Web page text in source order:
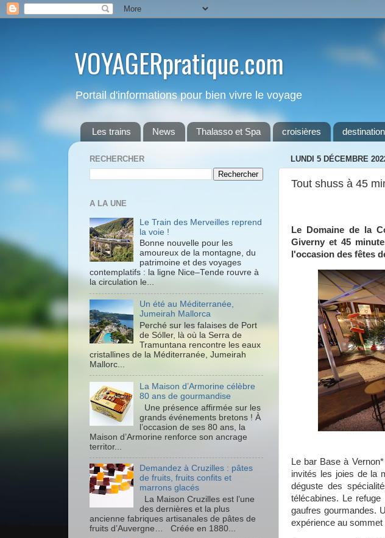
VOYAGERpratique.com
Portail d'informations pour bien vivre le voyage
Les trains News Thalasso et Spa croisières
LUNDI 5 DÉCEMBRE
Tout shuss à 45
Le Domaine de la
Giverny et 45
l'occasion des fêtes
Le bar Base à
invités les joies de la
déguste des
télécabines. Le
gaufres gourmandes.
expérience au sommet
RECHERCHER
A LA UNE
Le Train des Merveilles reprend
la voie !
Bonne nouvelle pour les
amoureux de la montagne, du
patrimoine et des voyages
contemplatifs : la ligne Nice–Tende rouvre à
la circulation le...
Un été au Méditerranée,
Jumeirah Mallorca
Perché sur les falaises de Port
de Sóller, là où la Serra de
Tramuntana rencontre les eaux
cristallines de la Méditerranée, Jumeirah
Mallorc...
La Maison d’Armorine célèbre
80 ans de gourmandise
Une présence affirmée sur les
grands événements bretons ! À
l’occasion de ses 80 ans, la
Maison d’Armorine renforce son ancrage
territor...
Demandez à Cruzilles : pâtes
de fruits, fruits confits et
marrons glacés
La Maison Cruzilles est l’une
des dernières et la plus
ancienne fabriques artisanales de pâtes de
fruits d’Auvergne… Créée en 1880...